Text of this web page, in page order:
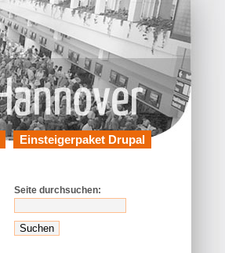
Einsteigerpaket Drupal
Seite durchsuchen: